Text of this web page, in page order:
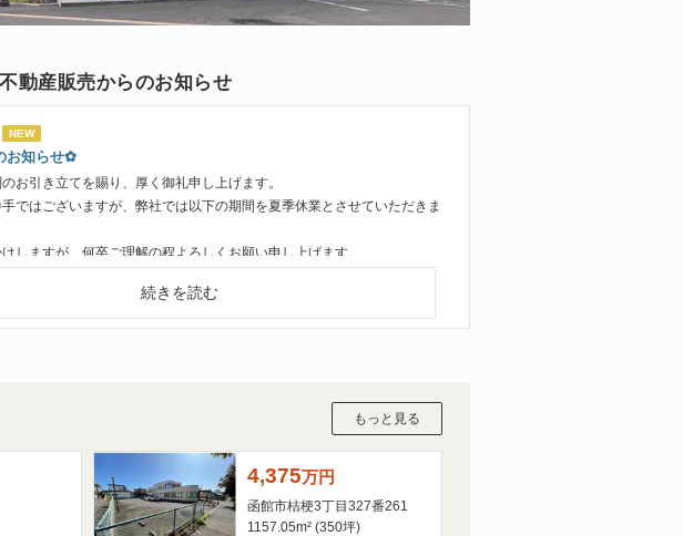
動産販売からのお知らせ
お知らせ✿
お引き立てを賜り、厚く御礼申し上げます。
ではございますが、弊社では以下の期間を夏季休業とさせていただきま
しますが、何卒ご理解の程よろしくお願い申し上げます。
：２０２６年８月１３日(木)～２０２６年８月１６日(日)
ンリフォーム済みです！
会人におすすめ！
detailPage/rent/98/3330/
続きを読む
もっと見る
4,375万円
函館市桔梗3丁目327番261
1157.05m² (350坪)